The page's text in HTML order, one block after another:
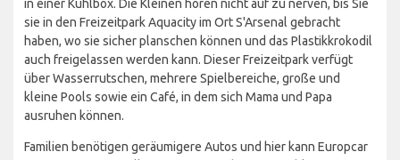
in einer Kühlbox. Die Kleinen hören nicht auf zu nerven, bis Sie
sie in den Freizeitpark Aquacity im Ort S'Arsenal gebracht
haben, wo sie sicher planschen können und das Plastikkrokodil
auch freigelassen werden kann. Dieser Freizeitpark verfügt
über Wasserrutschen, mehrere Spielbereiche, große und
kleine Pools sowie ein Café, in dem sich Mama und Papa
ausruhen können.
Familien benötigen geräumigere Autos und hier kann Europcar